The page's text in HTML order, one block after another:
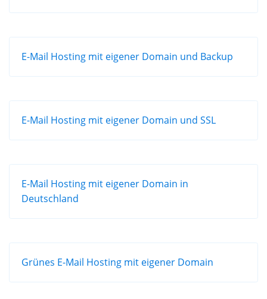
E-Mail Hosting mit eigener Domain und Backup
E-Mail Hosting mit eigener Domain und SSL
E-Mail Hosting mit eigener Domain in
Deutschland
Grünes E-Mail Hosting mit eigener Domain